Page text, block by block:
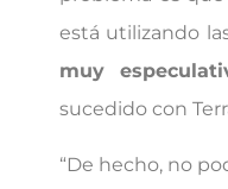
está utilizando
muy
sucedido con
“De hecho, no